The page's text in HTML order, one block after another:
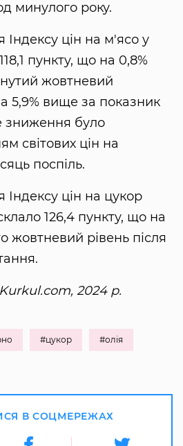
минулого року.
цін на м'ясо у
пункту, що на 0,8%
жовтневий
5,9% вище за показник
зниження було
світових цін на
поспіль.
цін на цукор
126,4 пункту, що на
жовтневий рівень після
2024 р.
#цукор #олія
В СОЦМЕРЕЖАХ